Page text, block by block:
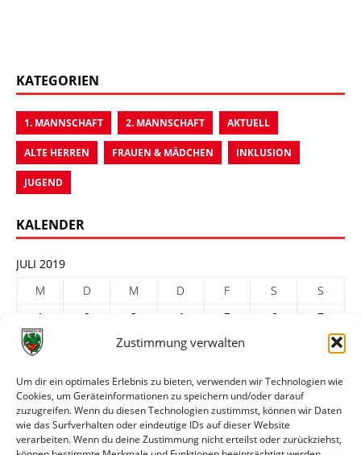
Zustimmung verwalten
Um dir ein optimales Erlebnis zu bieten, verwenden wir Technologien wie
Cookies, um Geräteinformationen zu speichern und/oder darauf
zuzugreifen. Wenn du diesen Technologien zustimmst, können wir Daten
wie das Surfverhalten oder eindeutige IDs auf dieser Website
verarbeiten. Wenn du deine Zustimmung nicht erteilst oder zurückziehst,
KATEGORIEN
1. MANNSCHAFT 2. MANNSCHAFT AKTUELL
ALTE HERREN FRAUEN & MÄDCHEN INKLUSION
JUGEND
KALENDER
JULI 2019
M
D M D F S
S
1
2 3 4 5 6
7
8
10 11 12
22
23 24 25 26 27
29
30
31
« Juni
Aug. »